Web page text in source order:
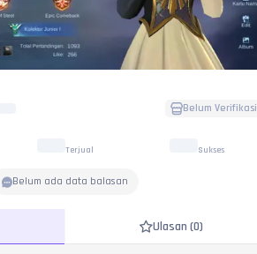
Belum Verifikasi
Terjual Sukses
Belum ada data balasan
Ulasan (0)